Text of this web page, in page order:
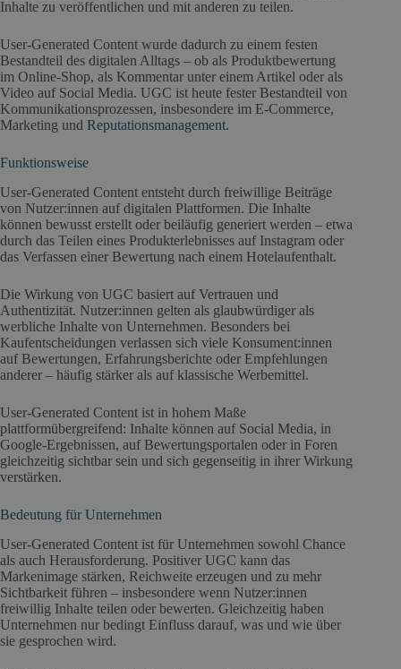
Inhalte zu veröffentlichen und mit anderen zu teilen.
User-Generated Content wurde dadurch zu einem festen
Bestandteil des digitalen Alltags – ob als Produktbewertung
im Online-Shop, als Kommentar unter einem Artikel oder als
Video auf Social Media. UGC ist heute fester Bestandteil von
Kommunikationsprozessen, insbesondere im E-Commerce,
Marketing und Reputationsmanagement.
Funktionsweise
User-Generated Content entsteht durch freiwillige Beiträge
von Nutzer:innen auf digitalen Plattformen. Die Inhalte
können bewusst erstellt oder beiläufig generiert werden – etwa
durch das Teilen eines Produkterlebnisses auf Instagram oder
das Verfassen einer Bewertung nach einem Hotelaufenthalt.
Die Wirkung von UGC basiert auf Vertrauen und
Authentizität. Nutzer:innen gelten als glaubwürdiger als
werbliche Inhalte von Unternehmen. Besonders bei
Kaufentscheidungen verlassen sich viele Konsument:innen
auf Bewertungen, Erfahrungsberichte oder Empfehlungen
anderer – häufig stärker als auf klassische Werbemittel.
User-Generated Content ist in hohem Maße
plattformübergreifend: Inhalte können auf Social Media, in
Google-Ergebnissen, auf Bewertungsportalen oder in Foren
gleichzeitig sichtbar sein und sich gegenseitig in ihrer Wirkung
verstärken.
Bedeutung für Unternehmen
User-Generated Content ist für Unternehmen sowohl Chance
als auch Herausforderung. Positiver UGC kann das
Markenimage stärken, Reichweite erzeugen und zu mehr
Sichtbarkeit führen – insbesondere wenn Nutzer:innen
freiwillig Inhalte teilen oder bewerten. Gleichzeitig haben
Unternehmen nur bedingt Einfluss darauf, was und wie über
sie gesprochen wird.